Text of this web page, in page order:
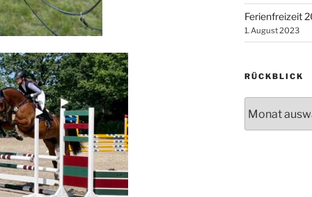
Ferienfreizeit
1. August 2023
RÜCKBLICK